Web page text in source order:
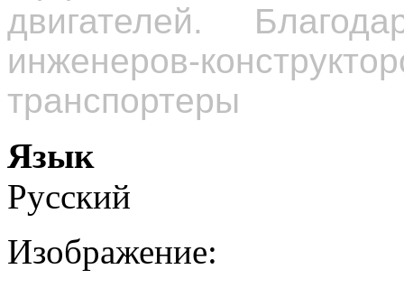
двигателей.
инженеров-
транспортеры
Язык
Русский
Изображение: